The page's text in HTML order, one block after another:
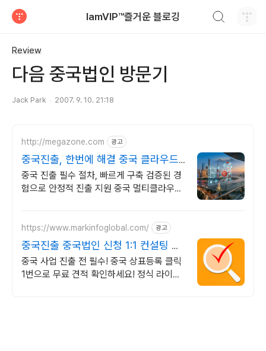
IamVIP™즐거운 블로깅
Review
다음 중국법인 방문기
Jack Park 2007. 9. 10. 21:18
http://megazone.com 광고
중국진출, 한번에 해결 중국 클라우드,
한 번에 해
중국 진출 필수 절차, 빠르게 구축 검증된 경
험으로 안정적 진출 지원 중국 멀티클라우드
https://www.markinfoglobal.com/ 광고
중국진출 중국법인 신청 1:1 컨설팅 제
공
중국 사업 진출 전 필수! 중국 상표등록 클릭
1번으로 무료 견적 확인하세요! 정식 라이선